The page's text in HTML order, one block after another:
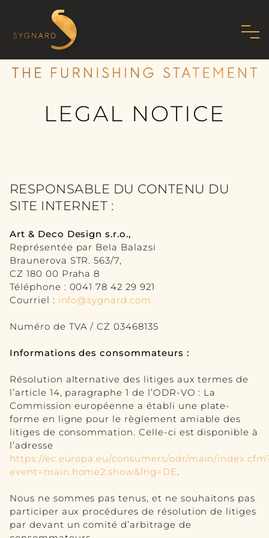
HOME
FAMILLE
NORMES
ART DÉCO MODERNE
MOBILIER
VOIR TOUT
TABLE
SEATING
BUFFET
BIBLIOTHÈQUE
CHAMBRE À COUCHER
ACCESSOIRES
SCULPTURE
LEGAL NOTICE
RESPONSABLE DU CONTENU DU
SITE INTERNET :
Art & Deco Design s.r.o.,
Représentée par Bela Balazsi
Braunerova STR. 563/7,
CZ 180 00 Praha 8
Téléphone : 0041 78 42 29 921
Courriel : info@sygnard.com
Numéro de TVA / CZ 03468135
Informations des consommateurs :
Résolution alternative des litiges aux termes de
l’article 14, paragraphe 1 de l’ODR-VO : La
Commission européenne a établi une plate-
forme en ligne pour le règlement amiable des
litiges de consommation. Celle-ci est disponible à
l’adresse
https://ec.europa.eu/consumers/odr/main/
event=main.home2.show&lng=DE.
Nous ne sommes pas tenus, et ne souhaitons pas
participer aux procédures de résolution de litiges
par devant un comité d’arbitrage de